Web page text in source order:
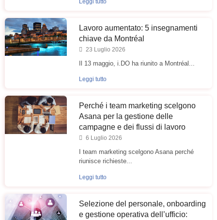
Leggi tutto
Lavoro aumentato: 5 insegnamenti
chiave da Montréal
23 Luglio 2026
Il 13 maggio, i.DO ha riunito a Montréal...
Leggi tutto
Perché i team marketing scelgono
Asana per la gestione delle
campagne e dei flussi di lavoro
6 Luglio 2026
I team marketing scelgono Asana perché
riunisce richieste...
Leggi tutto
Selezione del personale, onboarding
e gestione operativa dell’ufficio: